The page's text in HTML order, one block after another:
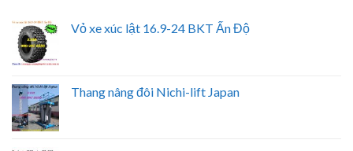
Vỏ xe xúc lật 16.9-24 BKT Ấn Độ
Thang nâng đôi Nichi-lift Japan